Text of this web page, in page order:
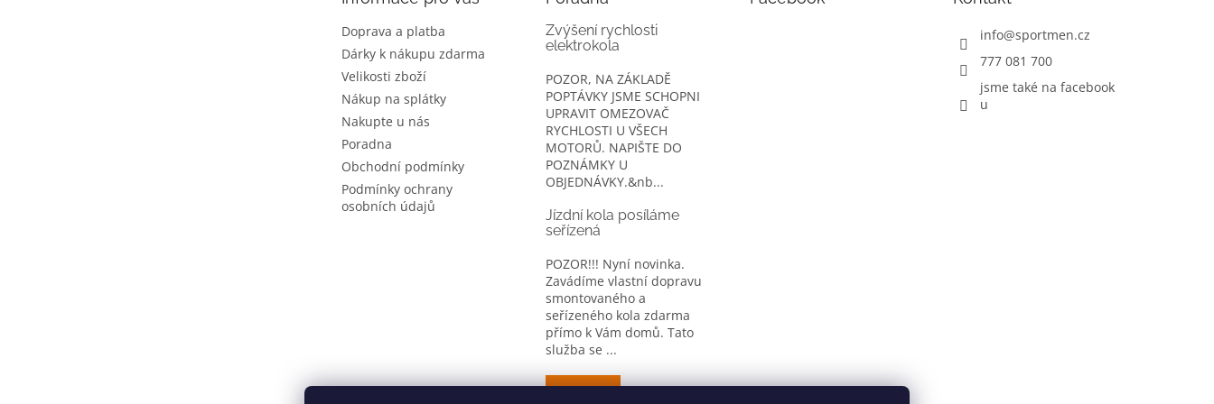
Doprava a platba
Dárky k nákupu zdarma
Velikosti zboží
Nákup na splátky
Nakupte u nás
Poradna
Obchodní podmínky
Podmínky ochrany
osobních údajů
Zvýšení rychlosti
elektrokola
POZOR, NA ZÁKLADĚ
POPTÁVKY JSME SCHOPNI
UPRAVIT OMEZOVAČ
RYCHLOSTI U VŠECH
MOTORŮ. NAPIŠTE DO
POZNÁMKY U
OBJEDNÁVKY.&nb...
Jízdní kola posíláme
seřízená
POZOR!!! Nyní novinka.
Zavádíme vlastní dopravu
smontovaného a
seřízeného kola zdarma
přímo k Vám domů. Tato
služba se ...
ARCHIV
info@sportmen.cz
777 081 700
jsme také na facebook
u